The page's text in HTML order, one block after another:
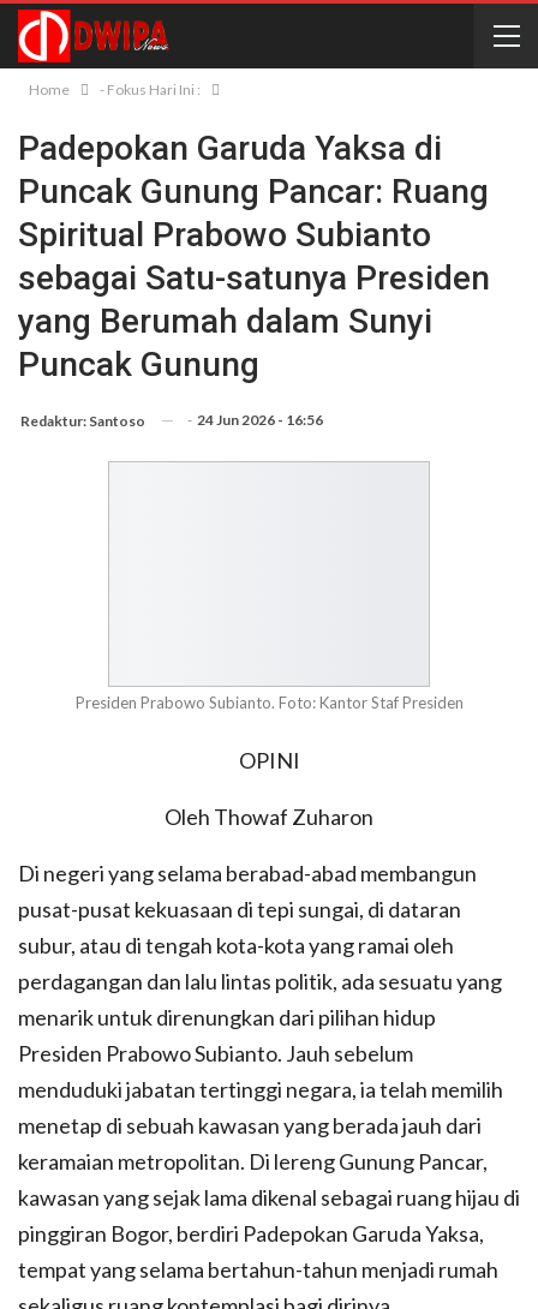
Home - Fokus Hari Ini :
Padepokan Garuda Yaksa di
Puncak Gunung Pancar: Ruang
Spiritual Prabowo Subianto
sebagai Satu-satunya Presiden
yang Berumah dalam Sunyi
Puncak Gunung
Redaktur: Santoso - 24 Jun 2026 - 16:56
Presiden Prabowo Subianto. Foto: Kantor Staf Presiden
OPINI
Oleh Thowaf Zuharon
Di negeri yang selama berabad-abad membangun
pusat-pusat kekuasaan di tepi sungai, di dataran
subur, atau di tengah kota-kota yang ramai oleh
perdagangan dan lalu lintas politik, ada sesuatu yang
menarik untuk direnungkan dari pilihan hidup
Presiden Prabowo Subianto. Jauh sebelum
menduduki jabatan tertinggi negara, ia telah memilih
menetap di sebuah kawasan yang berada jauh dari
keramaian metropolitan. Di lereng Gunung Pancar,
kawasan yang sejak lama dikenal sebagai ruang hijau di
pinggiran Bogor, berdiri Padepokan Garuda Yaksa,
tempat yang selama bertahun-tahun menjadi rumah